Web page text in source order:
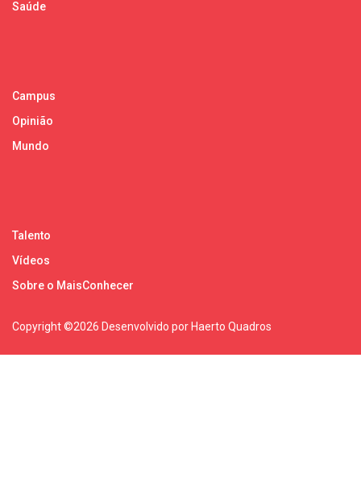
Saúde
Campus
Opinião
Mundo
Talento
Vídeos
Sobre o MaisConhecer
Copyright ©2026 Desenvolvido por Haerto Quadros